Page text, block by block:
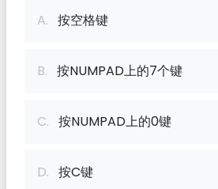
A. 按空格键
B. 按NUMPAD上的7个键
C. 按NUMPAD上的0键
D. 按C键